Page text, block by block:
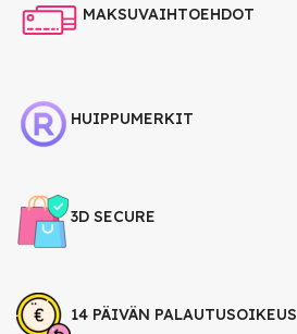
MAKSUVAIHTOEHDOT
HUIPPUMERKIT
3D SECURE
14 PÄIVÄN PALAUTUSOIKEUS